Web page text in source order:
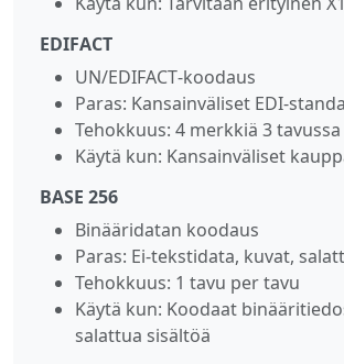
EDIFACT
UN/EDIFACT‑koodaus
Paras: Kansainväliset
Tehokkuus: 4 merkkiä 3 tavussa
Käytä kun: Kansainväliset
BASE 256
Binääridatan koodaus
Paras: Ei‑tekstidata, kuvat,
Tehokkuus: 1 tavu per tavu
Käytä kun: Koodaat
salattua sisältöä